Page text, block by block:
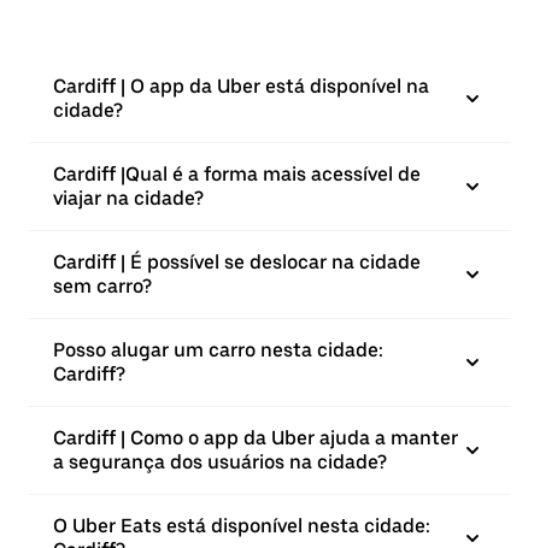
Cardiff | O app da Uber está disponível na
cidade?
Cardiff |⁠Qual é a forma mais acessível de
viajar na cidade?
Cardiff | É possível se deslocar na cidade
sem carro?
Posso alugar um carro nesta cidade:
Cardiff?
Cardiff | Como o app da Uber ajuda a manter
a segurança dos usuários na cidade?
O Uber Eats está disponível nesta cidade: